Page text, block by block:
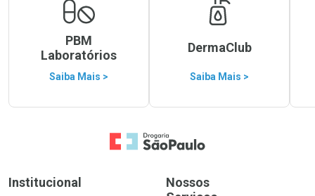
PBM
Laboratórios
Saiba Mais >
DermaClub
Saiba Mais >
Ir para a Home
Institucional
Nossos